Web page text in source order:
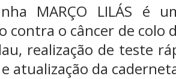
MARÇO LILÁS é
contra o câncer de
realização de teste
atualização da